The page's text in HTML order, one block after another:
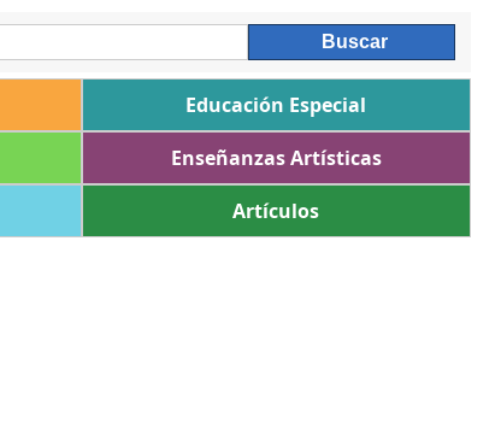
Educación Especial
Enseñanzas Artísticas
Artículos